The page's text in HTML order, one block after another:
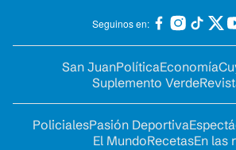
Seguinos en:
San JuanPolíticaEconomía
Suplemento Verde
PolicialesPasión Deportiva
El MundoRecetasEn las